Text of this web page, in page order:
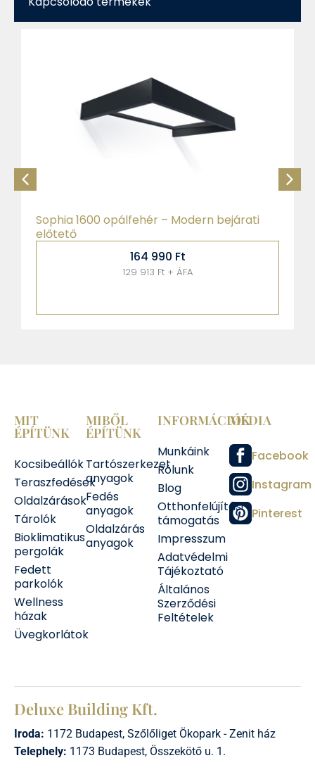
Nancy 1500 – Bejárati előtető
103 990Ft
81 882 Ft + ÁFA
MIT
ÉPÍTÜNK
Kocsibeállók
Teraszfedések
Oldalzárások
Tárolók
Bioklimatikus
pergolák
Fedett
parkolók
Wellness
házak
Üvegkorlátok
MIBŐL
ÉPÍTÜNK
Tartószerkezet
anyagok
Fedés
anyagok
Oldalzárás
anyagok
INFORMÁCIÓK
Munkáink
Rólunk
Blog
Otthonfelújítási
támogatás
Impresszum
Adatvédelmi
Tájékoztató
Általános
Szerződési
Feltételek
MÉDIA
Facebook
Instagram
Pinterest
Deluxe Building Kft.
Iroda: 1172 Budapest, Szőlőliget Ökopark - Zenit ház
Telephely: 1173 Budapest, Összekötő u. 1.